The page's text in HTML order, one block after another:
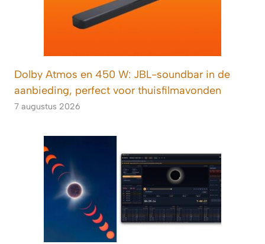
Dolby Atmos en 450 W: JBL-soundbar in de
aanbieding, perfect voor thuisfilmavonden
7 augustus 2026